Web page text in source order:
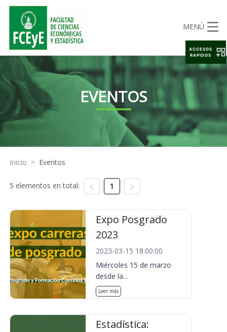
MENÚ
EVENTOS
Inicio > Eventos
5 elementos en total: 1
Expo Posgrado
2023
2023-03-15 18:00:00
Miércoles 15 de marzo
desde la...
Leer más
Estadística:
ACCESOS
RAPIDOS